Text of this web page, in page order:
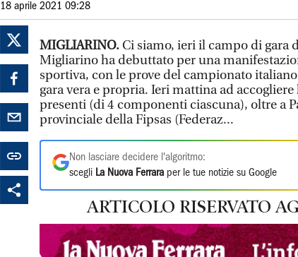
18 aprile 2021 09:28
MIGLIARINO. Ci siamo, ieri il campo di gara
Migliarino ha debuttato per una
sportiva, con le prove del campionato
gara vera e propria. Ieri mattina ad
presenti (di 4 componenti ciascuna), oltre a
provinciale della Fipsas (Federaz...
Non lasciare decidere l'algoritmo:
scegli La Nuova Ferrara per le tue notizie su Google
ARTICOLO RISERVATO